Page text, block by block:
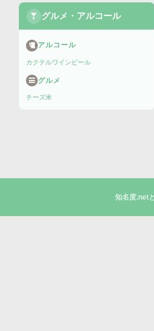
グルメ・アルコール
アルコール
カクテルワイン ビール
グルメ
チーズ米
知名度.net